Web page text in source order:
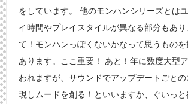
をしています。 他のモンハンシリーズとは
イ時間やプレイスタイルが異なる部分もあり
て！モンハンっぽくないかなって思うもの
あります。ここ重要！ あと！年に数度大型
われますが、サウンドでアップデートごと
現しムードを創る！といいますか、ぐいっ